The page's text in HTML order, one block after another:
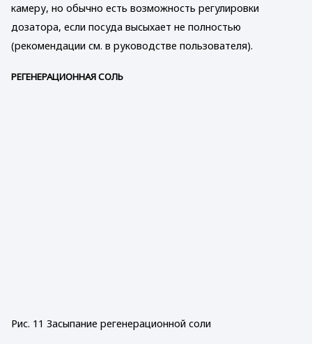
камеру, но обычно есть возможность регулировки
дозатора, если посуда высыхает не полностью
(рекомендации см. в руководстве пользователя).
РЕГЕНЕРАЦИОННАЯ СОЛЬ
Рис. 11 Засыпание регенерационной соли